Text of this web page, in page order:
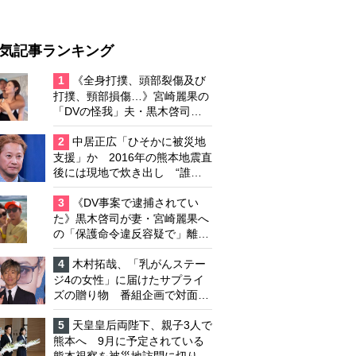
記事ランキング
1
《全身打撲、頭部裂傷及び
打撲、頸部損傷…》宮崎麗果の
「DVの怪我」夫・黒木啓司の
逮捕で始まる「夫婦の闘争」
2
中居正広「ひそかに被災地
支援」か 2016年の熊本地震直
後には現地で炊き出し “誰に
も知られなくて良い”と、むし
ろ強まる福祉活動への思い
3
《DV事案で逮捕されてい
た》黒木啓司が妻・宮崎麗果へ
の「保護命令違反容疑で」離婚
協議は「第二ステージ」へ
4
木村拓哉、「乳がんステー
ジ4の女性」に届けたサプライ
ズの贈り物 番組企画で対面し
たファンが、夢と希望を与える
心遣いに「うれしくて号泣しま
した」
5
天皇皇后両陛下、親子3人で
熊本へ 9月に予定されている